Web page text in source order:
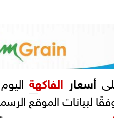
أسعار الفاكهةاليوم
لبيانات الموقع